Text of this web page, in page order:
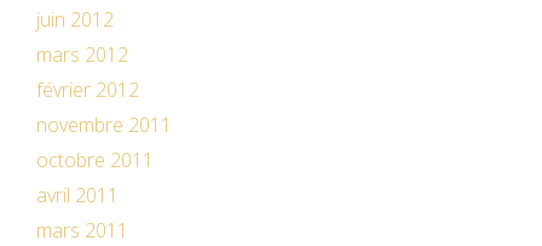
juin 2012
mars 2012
février 2012
novembre 2011
octobre 2011
avril 2011
mars 2011